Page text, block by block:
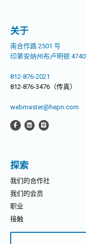
关于
南合作路 2501 号
印第安纳州布卢明顿
812-876-2021
812-876-3476（传真）
webmaster@hepn.com
探索
我们的合作社
我们的会员
职业
接触